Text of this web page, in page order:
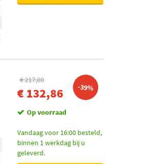
€ 217,80
€ 132,86 -39%
Op voorraad
Vandaag voor 16:00 besteld,
binnen 1 werkdag bij u
geleverd.